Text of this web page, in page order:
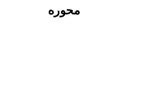
محوره